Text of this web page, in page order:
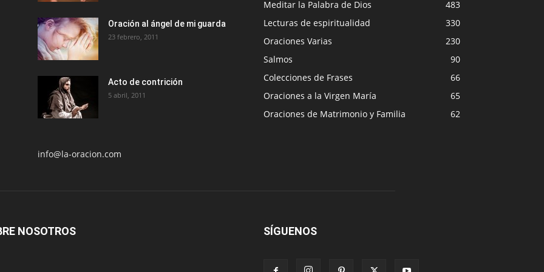
Oración al ángel de mi guarda
23 febrero, 2011
Acto de contrición
5 abril, 2011
info@la-oracion.com
Meditar la Palabra de Dios
483
Lecturas de espiritualidad
330
Oraciones Varias
230
Salmos
90
Colecciones de Frases
66
Oraciones a la Virgen María
65
Oraciones de Matrimonio y Familia
62
NOSOTROS SÍGUENOS